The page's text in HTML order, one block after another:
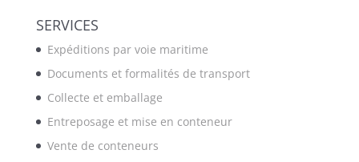
SERVICES
Expéditions par voie maritime
Documents et formalités de transport
Collecte et emballage
Entreposage et mise en conteneur
Vente de conteneurs